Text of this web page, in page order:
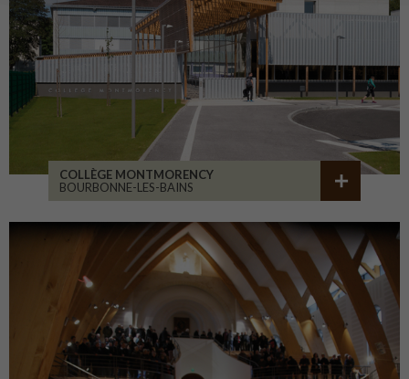
COLLÈGE MONTMORENCY
BOURBONNE-LES-BAINS